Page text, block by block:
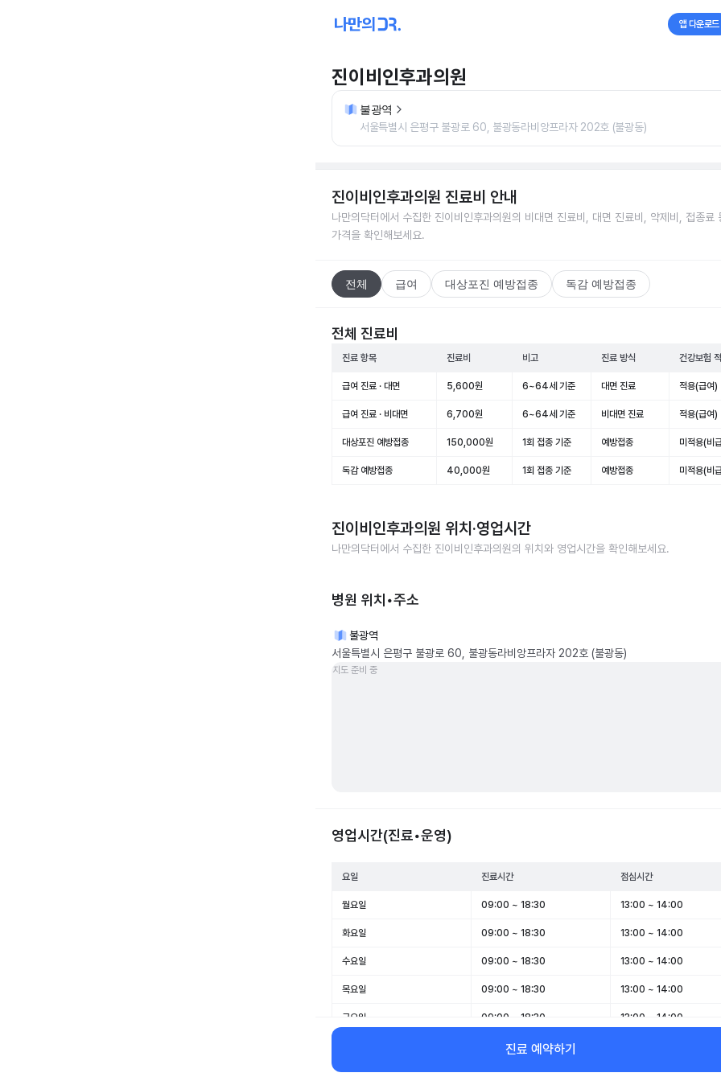
앱 다운로드
진이비인후과의원
불광역
서울특별시 은평구 불광로 60, 불광동라비앙프라자 202호 (불광동)
진이비인후과의원 진료비 안내
나만의닥터에서 수집한 진이비인후과의원의 비대면 진료비, 대면 진료비, 약제비, 접종료
가격을 확인해보세요.
전체 급여 대상포진 예방접종 독감 예방접종
전체 진료비
진료 항목 진료비 비고 진료 방식 건강보험
급여 진료 · 대면 5,600원 6~64세 기준 대면 진료 적용(급여)
급여 진료 · 비대면 6,700원 6~64세 기준 비대면 진료 적용(급여)
대상포진 예방접종 150,000원 1회 접종 기준 예방접종 미적용(비
독감 예방접종 40,000원 1회 접종 기준 예방접종 미적용(비
진이비인후과의원 위치·영업시간
나만의닥터에서 수집한 진이비인후과의원의 위치와 영업시간을 확인해보세요.
병원 위치•주소
불광역
서울특별시 은평구 불광로 60, 불광동라비앙프라자 202호 (불광동)
지도 준비 중
영업시간(진료•운영)
요일 진료시간 점심시간
월요일 09:00 ~ 18:30 13:00 ~ 14:00
화요일 09:00 ~ 18:30 13:00 ~ 14:00
수요일 09:00 ~ 18:30 13:00 ~ 14:00
목요일 09:00 ~ 18:30 13:00 ~ 14:00
금요일 09:00 ~ 18:30 13:00 ~ 14:00
09:00 ~ 15:00
일요일 휴무 -
진료 예약하기